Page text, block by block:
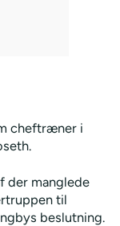
cheftræner i
der manglede
til
beslutning.